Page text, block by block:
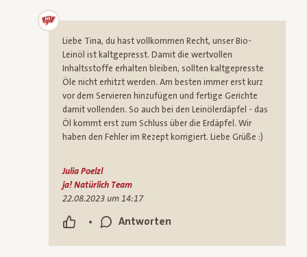
Liebe Tina, du hast vollkommen Recht, unser Bio-
Leinöl ist kaltgepresst. Damit die wertvollen
Inhaltsstoffe erhalten bleiben, sollten kaltgepresste
Öle nicht erhitzt werden. Am besten immer erst kurz
vor dem Servieren hinzufügen und fertige Gerichte
damit vollenden. So auch bei den Leinölerdäpfel - das
Öl kommt erst zum Schluss über die Erdäpfel. Wir
haben den Fehler im Rezept korrigiert. Liebe Grüße :)
• Antworten
Julia Poelzl
ja! Natürlich Team
22.08.2023 um 14:17